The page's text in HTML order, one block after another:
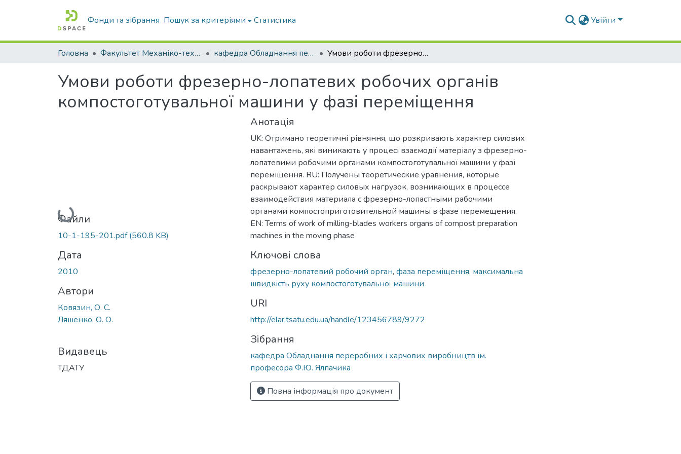
Фонди та зібрання Пошук за критеріями Статистика Увійти
Головна Факультет Механіко-технологічний кафедра Обладнання переробних і харчових виробництв ім. професора Ф.Ю. Ялпачика Умови роботи фрезерно-лопатевих робочих органів компостоготувальної машини у фазі переміщення
Умови роботи фрезерно-лопатевих робочих органів
компостоготувальної машини у фазі переміщення
Вантажиться...
Файли
10-1-195-201.pdf(560.8 KB)
Дата
2010
Автори
Ковязин, О. С.
Ляшенко, О. О.
Видавець
ТДАТУ
Анотація
UK: Отримано теоретичні рівняння, що розкривають характер силових
навантажень, які виникають у процесі взаємодії матеріалу з фрезерно-
лопатевими робочими органами компостоготувальної машини у фазі
переміщення. RU: Получены теоретические уравнения, которые
раскрывают характер силовых нагрузок, возникающих в процессе
взаимодействия материала с фрезерно-лопастными рабочими
органами компостоприготовительной машины в фазе перемещения.
EN: Terms of work of milling-blades workers organs of compost preparation
machines in the moving phase
Ключові слова
фрезерно-лопатевий робочий орган, фаза переміщення, максимальна
швидкість руху компостоготувальної машини
URI
http://elar.tsatu.edu.ua/handle/123456789/9272
Зібрання
кафедра Обладнання переробних і харчових виробництв ім.
професора Ф.Ю. Ялпачика
Повна інформація про документ